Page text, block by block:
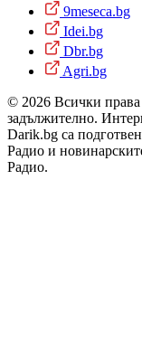
9meseca.bg
Idei.bg
Dbr.bg
Agri.bg
© 2026 Всички права
задължително.
Darik.bg са
Радио и
Радио.